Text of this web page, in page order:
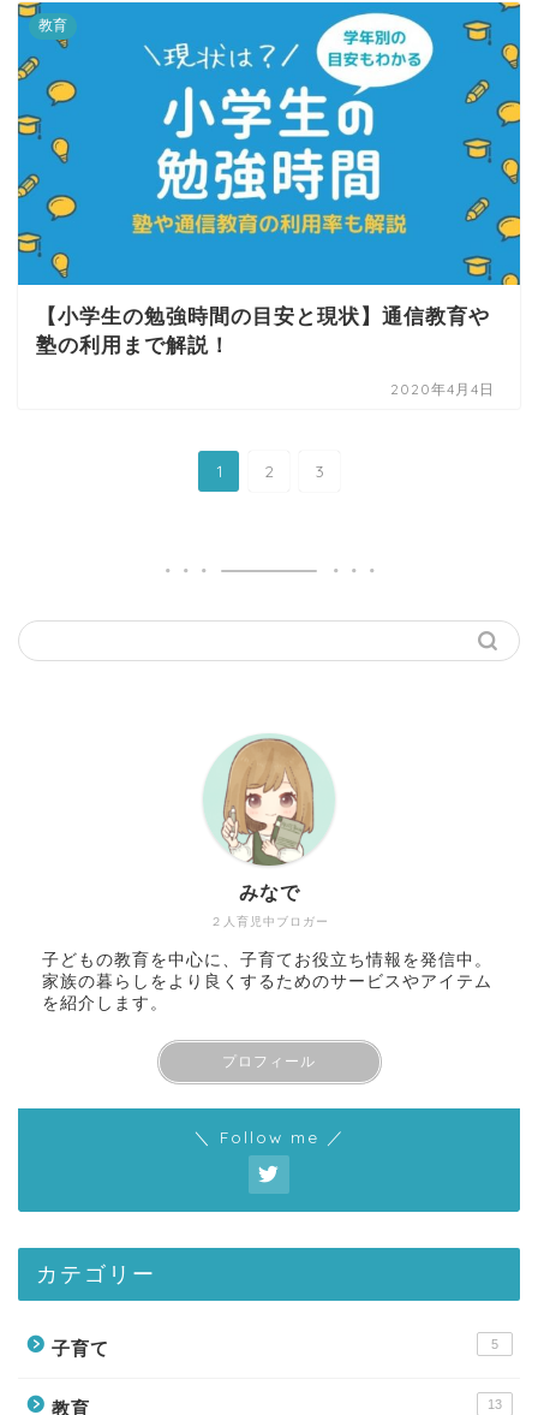
教育
【小学生の勉強時間の目安と現状】通信教育や
塾の利用まで解説！
2020年4月4日
1 2 3
２人育児中ブロガー
みなで
子どもの教育を中心に、子育てお役立ち情報を発信中。
家族の暮らしをより良くするためのサービスやアイテム
を紹介します。
プロフィール
＼ Follow me ／
カテゴリー
子育て 5
教育 13